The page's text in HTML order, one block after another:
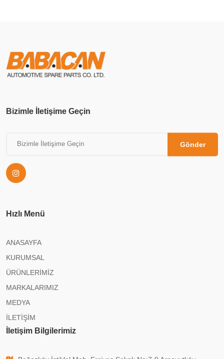
Bizimle İletişime Geçin
Gönder
Hızlı Menü
ANASAYFA
KURUMSAL
ÜRÜNLERİMİZ
MARKALARIMIZ
MEDYA
İLETİŞİM
İletişim Bilgilerimiz